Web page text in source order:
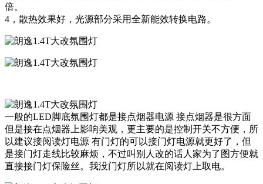
倍。
4，散热效果好，光源部分采用全新能效转换电路。
一般的LED脚底氛围灯都是接点烟器电源 接点烟器是很方面
但是接在点烟器上影响美观，更主要的是控制开关不方便，所
以建议接阅读灯电源 有门灯的可以接门灯电源就更好了，但
是接门灯走线比较麻烦，不过叫别人改的话人家为了图方便就
直接接门灯保险丝。我没门灯所以就在阅读灯上取电。